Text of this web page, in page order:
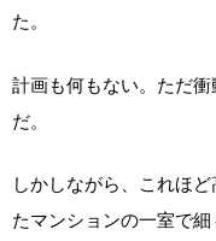
た。
計画も何もない。ただ
だ。
しかしながら、これほ
たマンションの一室で